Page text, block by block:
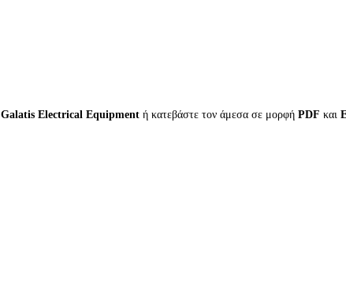
Galatis Electrical Equipment ή κατεβάστε τον άμεσα σε μορφή PDF και